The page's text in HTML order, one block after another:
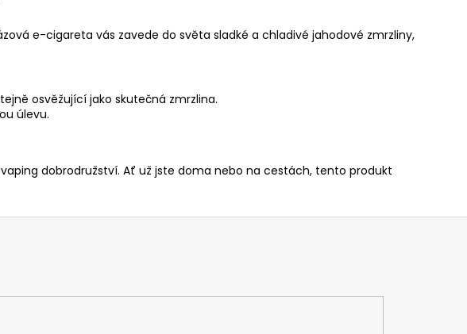
e-cigareta vás zavede do světa sladké a chladivé jahodové zmrzliny,
osvěžující jako skutečná zmrzlina.
úlevu.
dobrodružství. Ať už jste doma nebo na cestách, tento produkt